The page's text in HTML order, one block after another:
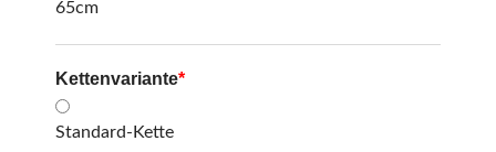
65cm
*
Kettenvariante
Standard-Kette